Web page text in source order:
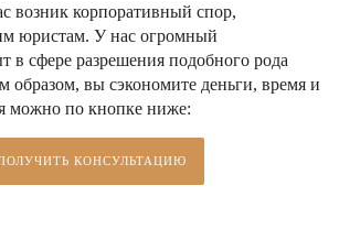
возник корпоративный спор,
юристам. У нас огромный
в сфере разрешения подобного рода
образом, вы сэкономите деньги, время и
можно по кнопке ниже:
КОНСУЛЬТАЦИЮ